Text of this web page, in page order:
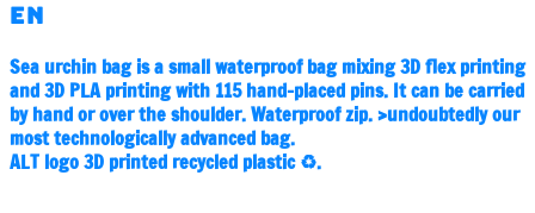
EN
Sea urchin bag is a small waterproof bag mixing 3D flex printing
and 3D PLA printing with 115 hand-placed pins. It can be carried
by hand or over the shoulder.Waterproof zip.>undoubtedly our
most technologically advanced bag.
ALT logo 3D printed recycled plastic ♻️.